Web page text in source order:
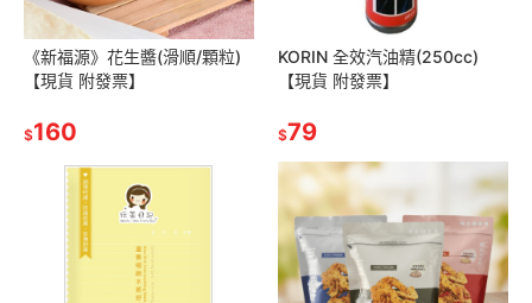
《新福源》花生醬(滑順/顆粒)
【現貨 附發票】
$160
KORIN 全效汽油精(250cc)
【現貨 附發票】
$79